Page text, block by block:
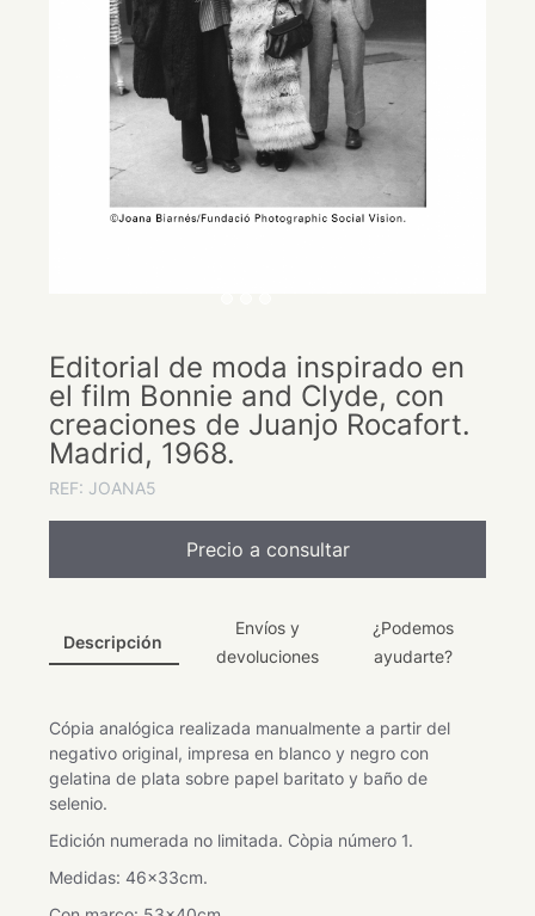
Previous
Editorial de moda inspirado en
el film Bonnie and Clyde, con
creaciones de Juanjo Rocafort.
Madrid, 1968.
REF: JOANA5
Precio a consultar
Descripción
Envíos y
devoluciones
¿Podemos
ayudarte?
Cópia analógica realizada manualmente a partir del
negativo original, impresa en blanco y negro con
gelatina de plata sobre papel baritato y baño de
selenio.
Edición numerada no limitada. Còpia número 1.
Medidas: 46x33cm.